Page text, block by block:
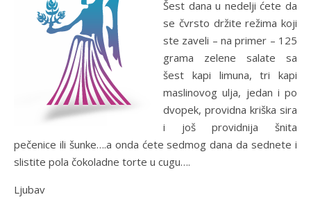
Šest dana u nedelji ćete da
se čvrsto držite režima koji
ste zaveli – na primer – 125
grama zelene salate sa
šest kapi limuna, tri kapi
maslinovog ulja, jedan i po
dvopek, providna kriška sira
i još providnija šnita
pečenice ili šunke….a onda ćete sedmog dana da sednete i
slistite pola čokoladne torte u cugu….
Ljubav